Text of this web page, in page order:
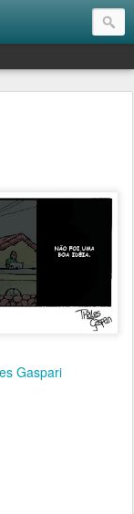
Gaspari